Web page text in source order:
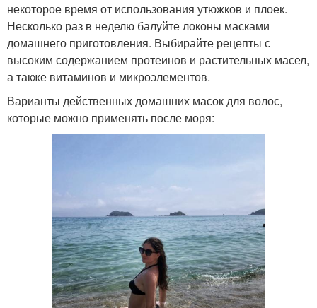
некоторое время от использования утюжков и плоек.
Несколько раз в неделю балуйте локоны масками
домашнего приготовления. Выбирайте рецепты с
высоким содержанием протеинов и растительных масел,
а также витаминов и микроэлементов.
Варианты действенных домашних масок для волос,
которые можно применять после моря: